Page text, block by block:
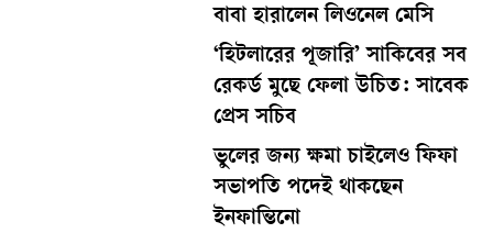
বাবা হারালেন লিওনেল মেসি
‘হিটলারের পূজারি’ সাকিবের সব
রেকর্ড মুছে ফেলা উচিত: সাবেক
প্রেস সচিব
ভুলের জন্য ক্ষমা চাইলেও ফিফা
সভাপতি পদেই থাকছেন
ইনফান্তিনো